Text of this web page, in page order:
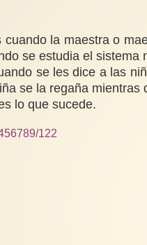
la maestra o
se estudia el
se les dice a las
se la regaña
lo que sucede.
122